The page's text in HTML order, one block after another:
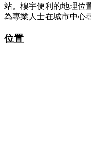
站。樓宇便利的地理位
為專業人士在城市中心
位置